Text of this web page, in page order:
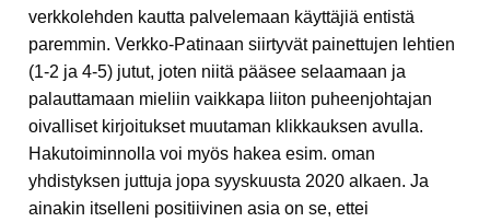
verkkolehden kautta palvelemaan käyttäjiä entistä
paremmin. Verkko-Patinaan siirtyvät painettujen lehtien
(1-2 ja 4-5) jutut, joten niitä pääsee selaamaan ja
palauttamaan mieliin vaikkapa liiton puheenjohtajan
oivalliset kirjoitukset muutaman klikkauksen avulla.
Hakutoiminnolla voi myös hakea esim. oman
yhdistyksen juttuja jopa syyskuusta 2020 alkaen. Ja
ainakin itselleni positiivinen asia on se, ettei